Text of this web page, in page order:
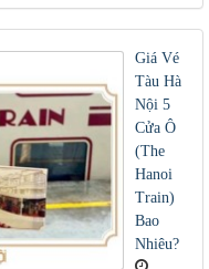
Giá Vé
Tàu Hà
Nội 5
Cửa Ô
(The
Hanoi
Train)
Bao
Nhiêu?